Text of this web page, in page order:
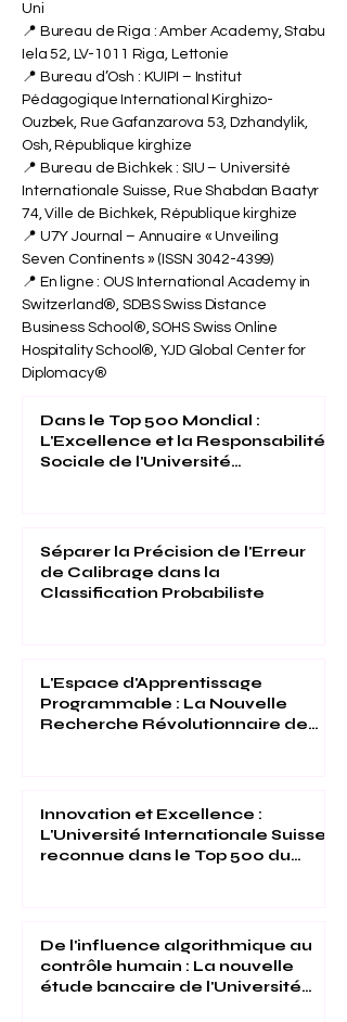
Uni
📍 Bureau de Riga : Amber Academy, Stabu
Iela 52, LV-1011 Riga, Lettonie
📍 Bureau d’Osh : KUIPI – Institut
Pédagogique International Kirghizo-
Ouzbek, Rue Gafanzarova 53, Dzhandylik,
Osh, République kirghize
📍 Bureau de Bichkek : SIU – Université
Internationale Suisse, Rue Shabdan Baatyr
74, Ville de Bichkek, République kirghize
📍 U7Y Journal – Annuaire « Unveiling
Seven Continents » (ISSN 3042-4399)
📍 En ligne : OUS International Academy in
Switzerland®, SDBS Swiss Distance
Business School®, SOHS Swiss Online
Hospitality School®, YJD Global Center for
Diplomacy®
Dans le Top 500 Mondial :
L'Excellence et la Responsabilité
Sociale de l'Université
Séparer la Précision de l'Erreur
de Calibrage dans la
Classification Probabiliste
L'Espace d'Apprentissage
Programmable : La Nouvelle
Recherche Révolutionnaire de
Innovation et Excellence :
L'Université Internationale Suisse
reconnue dans le Top 500 du
De l'influence algorithmique au
contrôle humain : La nouvelle
étude bancaire de l'Université